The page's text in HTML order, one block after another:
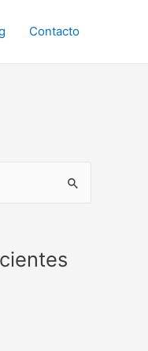
Contacto